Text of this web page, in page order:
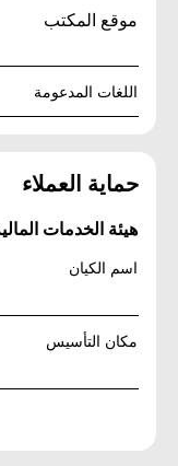
موقع المكتب
اللغات المدعومة
حماية العملاء
هيئة الخدمات
اسم الكيان
مكان التأسيس